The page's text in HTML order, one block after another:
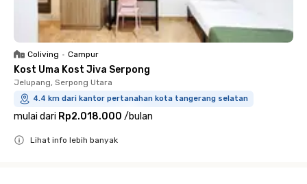
Coliving • Campur
Kost Uma Kost Jiva Serpong
Jelupang, Serpong Utara
4.4 km dari kantor pertanahan kota tangerang selatan
mulai dari Rp2.018.000 /bulan
Lihat info lebih banyak